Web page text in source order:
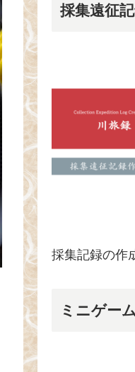
採集遠征
採集記録の作
ミニゲーム